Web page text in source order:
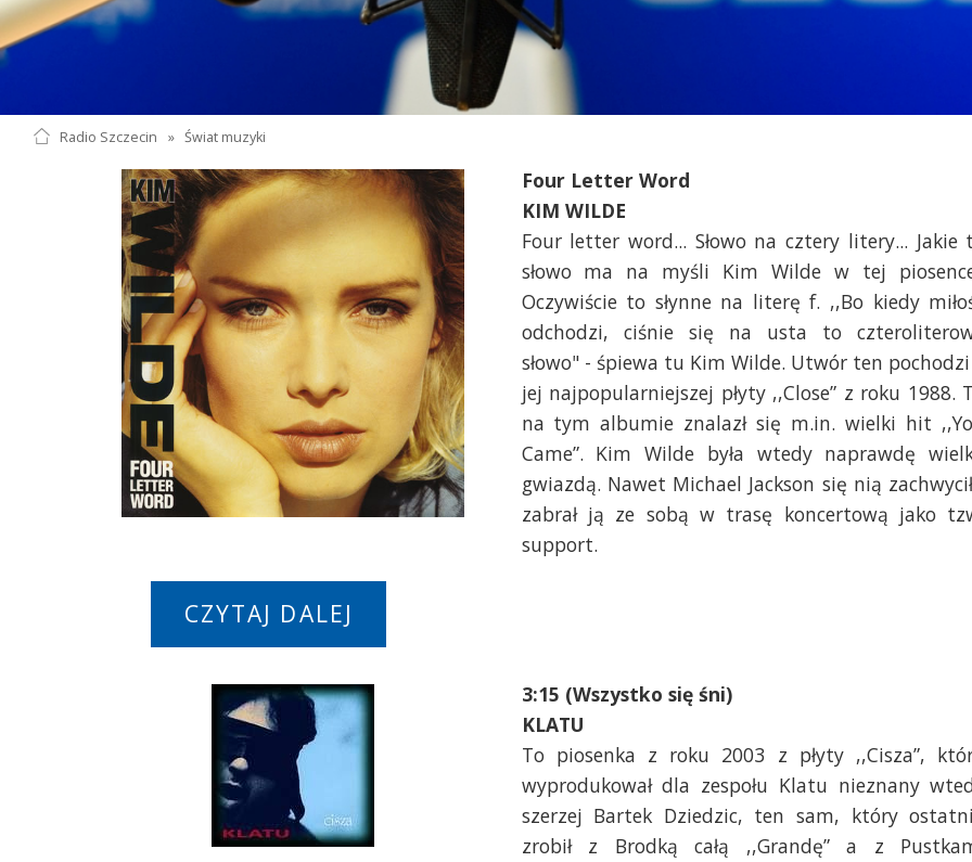
Radio Szczecin » Świat muzyki
Four Letter Word
KIM WILDE
Four letter word... Słowo na cztery litery... Jakie
słowo ma na myśli Kim Wilde w tej
Oczywiście to słynne na literę f. ,,Bo kiedy
odchodzi, ciśnie się na usta to
słowo" - śpiewa tu Kim Wilde. Utwór ten
jej najpopularniejszej płyty ,,Close” z roku 1988.
na tym albumie znalazł się m.in. wielki hit
Came”. Kim Wilde była wtedy naprawdę
gwiazdą. Nawet Michael Jackson się nią
zabrał ją ze sobą w trasę koncertową jako
support.
CZYTAJ DALEJ
3:15 (Wszystko się śni)
KLATU
To piosenka z roku 2003 z płyty ,,Cisza”,
wyprodukował dla zespołu Klatu nieznany
szerzej Bartek Dziedzic, ten sam, który
zrobił z Brodką całą ,,Grandę” a z